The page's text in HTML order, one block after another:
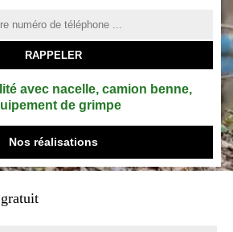
avec nacelle, camion benne,
de grimpe
Nos réalisations